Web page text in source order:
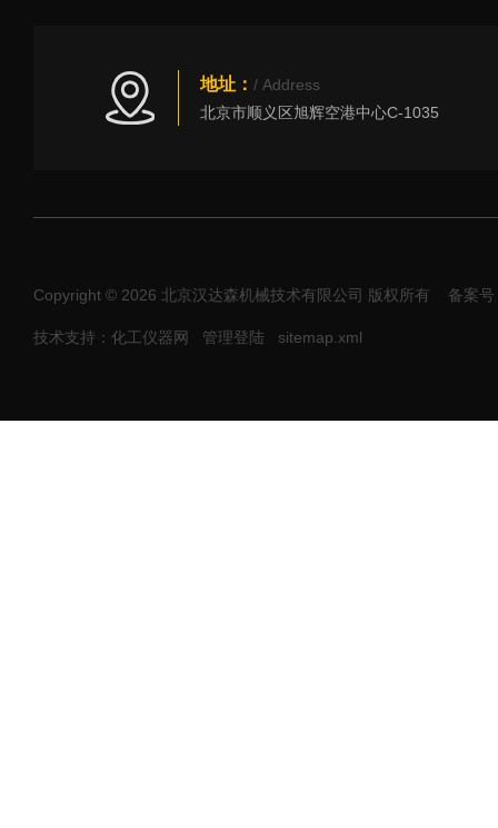
地址： / Address
北京市顺义区旭辉空港中心C-1035
Copyright © 2026 北京汉达森机械技术有限公司 版权所有 备案
技术支持：化工仪器网 管理登陆 sitemap.xml